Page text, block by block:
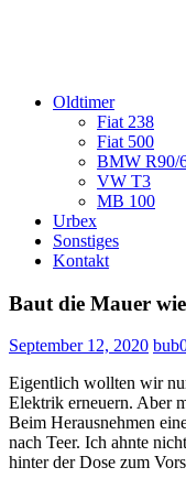
Oldtimer
Fiat 238
Fiat 500
BMW R90/
VW T3
MB 100
Urbex
Sonstiges
Kontakt
Baut die Mauer
September 12, 2020
Eigentlich wollten wir
Elektrik erneuern. Aber
Beim Herausnehmen
nach Teer. Ich ahnte
hinter der Dose zum